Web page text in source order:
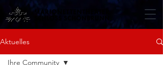
Aktuelles
Ihre Community